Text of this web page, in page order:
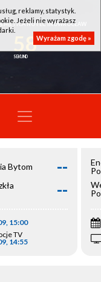
NOTEĆ INOWROCŁAW
58
Bytom --
--
15:00
TV
14:55
reklamy, statystyk.
Jeżeli nie wyrażasz
Wyrażam zgodę »